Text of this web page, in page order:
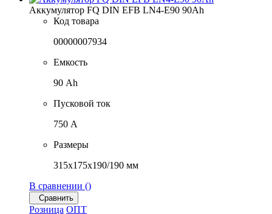
Аккумулятор FQ DIN EFB LN4-E90 90Ah
Код товара
00000007934
Емкость
90 Ah
Пусковой ток
750 A
Размеры
315x175x190/190 мм
В сравнении ()
Сравнить
Розница ОПТ